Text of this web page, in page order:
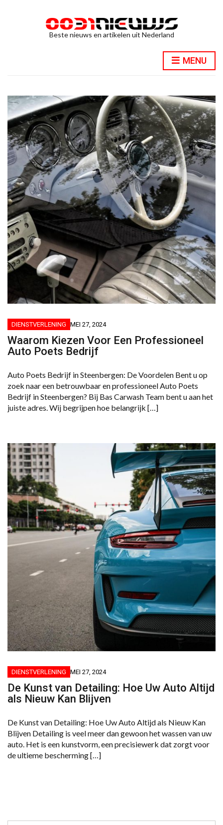
Beste nieuws en artikelen uit Nederland
MENU
DIENSTVERLENING MEI 27, 2024
Waarom Kiezen Voor Een Professioneel
Auto Poets Bedrijf
Auto Poets Bedrijf in Steenbergen: De Voordelen Bent u op
zoek naar een betrouwbaar en professioneel Auto Poets
Bedrijf in Steenbergen? Bij Bas Carwash Team bent u aan het
juiste adres. Wij begrijpen hoe belangrijk […]
DIENSTVERLENING MEI 27, 2024
De Kunst van Detailing: Hoe Uw Auto Altijd
als Nieuw Kan Blijven
De Kunst van Detailing: Hoe Uw Auto Altijd als Nieuw Kan
Blijven Detailing is veel meer dan gewoon het wassen van uw
auto. Het is een kunstvorm, een precisiewerk dat zorgt voor
de ultieme bescherming […]